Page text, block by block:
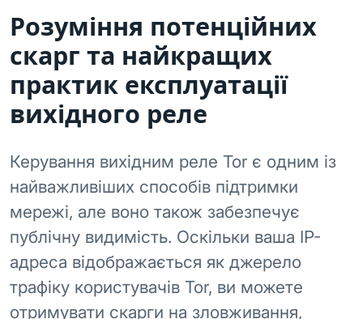
Розуміння потенційних
скарг та найкращих
практик експлуатації
вихідного реле
Керування вихідним реле Tor є одним із
найважливіших способів підтримки
мережі, але воно також забезпечує
публічну видимість. Оскільки ваша IP-
адреса відображається як джерело
трафіку користувачів Tor, ви можете
отримувати скарги на зловживання,